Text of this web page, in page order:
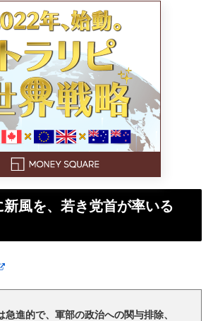
新風を、若き党首が率いる
急進的で、軍部の政治への関与排除、